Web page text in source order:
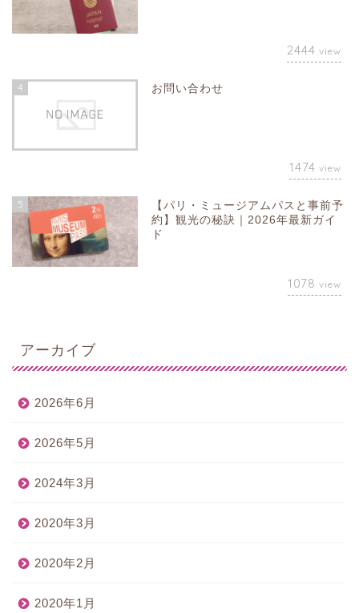
2444 view
4 お問い合わせ
1474 view
5
【パリ・ミュージアムパスと事前予
約】観光の秘訣｜2026年最新ガイ
ド
1078 view
アーカイブ
2026年6月
2026年5月
2024年3月
2020年3月
2020年2月
2020年1月